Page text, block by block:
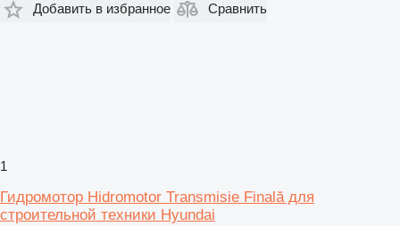
Добавить в избранное
Сравнить
1
Гидромотор Hidromotor Transmisie Finală для
строительной техники Hyundai